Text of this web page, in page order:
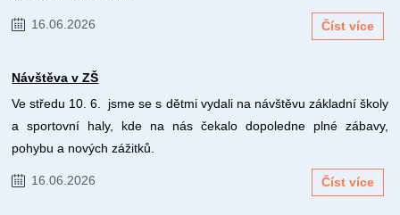
16.06.2026 Číst více
Návštěva v ZŠ
Ve středu 10. 6. jsme se s dětmi vydali na návštěvu základní školy
a sportovní haly, kde na nás čekalo dopoledne plné zábavy,
pohybu a nových zážitků.
16.06.2026 Číst více